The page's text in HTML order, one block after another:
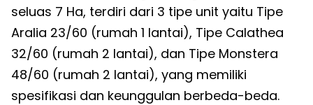
seluas 7 Ha, terdiri dari 3 tipe unit yaitu Tipe
Aralia 23/60 (rumah 1 lantai), Tipe Calathea
32/60 (rumah 2 lantai), dan Tipe Monstera
48/60 (rumah 2 lantai), yang memiliki
spesifikasi dan keunggulan berbeda-beda.